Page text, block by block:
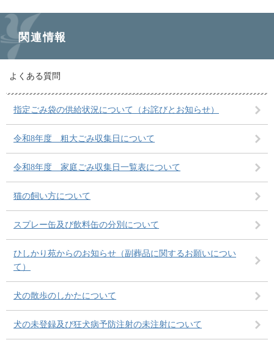
関連情報
よくある質問
指定ごみ袋の供給状況について（お詫びとお知らせ）
令和8年度 粗大ごみ収集日について
令和8年度 家庭ごみ収集日一覧表について
猫の飼い方について
スプレー缶及び飲料缶の分別について
ひしかり苑からのお知らせ（副葬品に関するお願いについ
て）
犬の散歩のしかたについて
犬の未登録及び狂犬病予防注射の未注射について